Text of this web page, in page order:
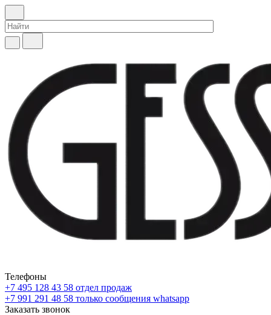
Телефоны
+7 495 128 43 58 отдел продаж
+7 991 291 48 58 только сообщения whatsapp
Заказать звонок